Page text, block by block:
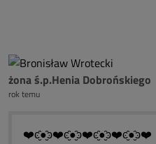
żona ś.p.Henia Dobrońskiego
rok temu
❤️ͼ̮̑●̮̑ͽ❤️ͼ̮̑●̮̑ͽ❤️ͼ̮̑●̮̑ͽ❤️ͼ̮̑●̮̑ͽ❤️